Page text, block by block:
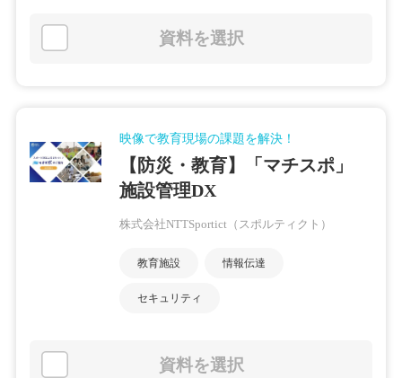
資料を選択
映像で教育現場の課題を解決！
【防災・教育】「マチスポ」
施設管理DX
株式会社NTTSportict（スポルティクト）
教育施設 情報伝達
セキュリティ
資料を選択